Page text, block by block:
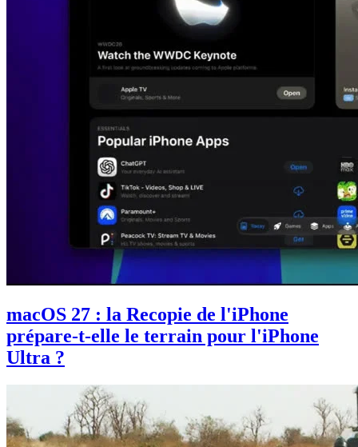
macOS 27 : la Recopie de l'iPhone
prépare-t-elle le terrain pour l'iPhone
Ultra ?